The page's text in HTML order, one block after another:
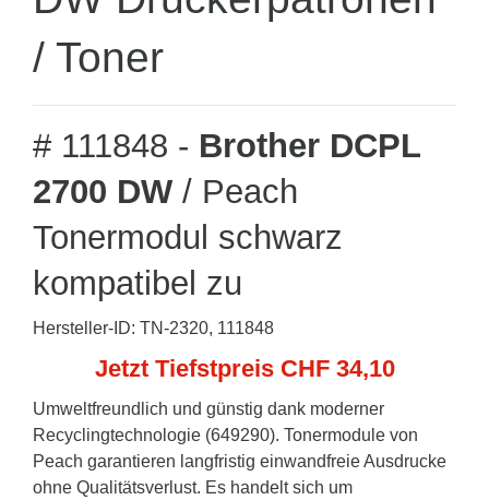
/ Toner
# 111848 - Brother DCPL
2700 DW / Peach
Tonermodul schwarz
kompatibel zu
Hersteller-ID: TN-2320, 111848
Jetzt Tiefstpreis CHF 34,10
Umweltfreundlich und günstig dank moderner
Recyclingtechnologie (649290). Tonermodule von
Peach garantieren langfristig einwandfreie Ausdrucke
ohne Qualitätsverlust. Es handelt sich um